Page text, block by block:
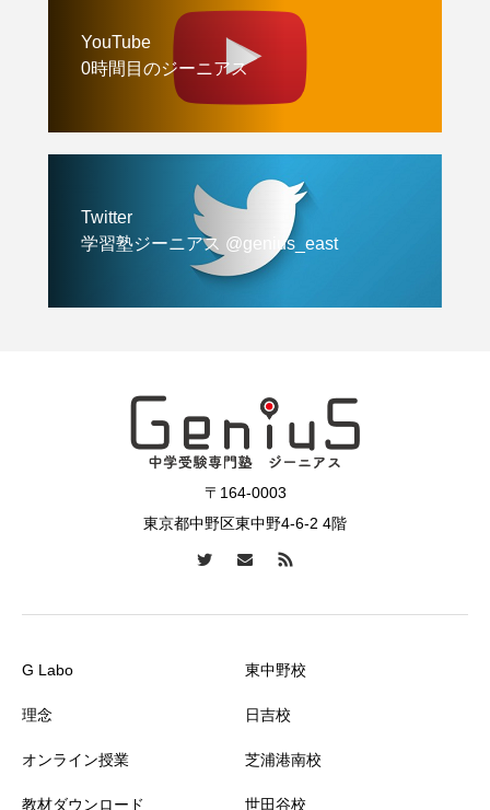
YouTube
0時間目のジーニアス
Twitter
学習塾ジーニアス @genius_east
〒164-0003
東京都中野区東中野4-6-2 4階
G Labo
理念
オンライン授業
教材ダウンロード
東中野校
日吉校
芝浦港南校
世田谷校